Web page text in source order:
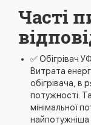
Часті
✅ Обігрівач
Витрата
обігрівача, в
потужності.
мінімальної
найпотужніша